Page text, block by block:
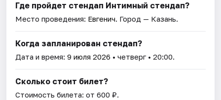
Где пройдет стендап Интимный стендап?
Место проведения: Евгенич. Город — Казань.
Когда запланирован стендап?
Дата и время:9 июля 2026 • четверг • 20:00.
Сколько стоит билет?
Стоимость билета: от 600 ₽.